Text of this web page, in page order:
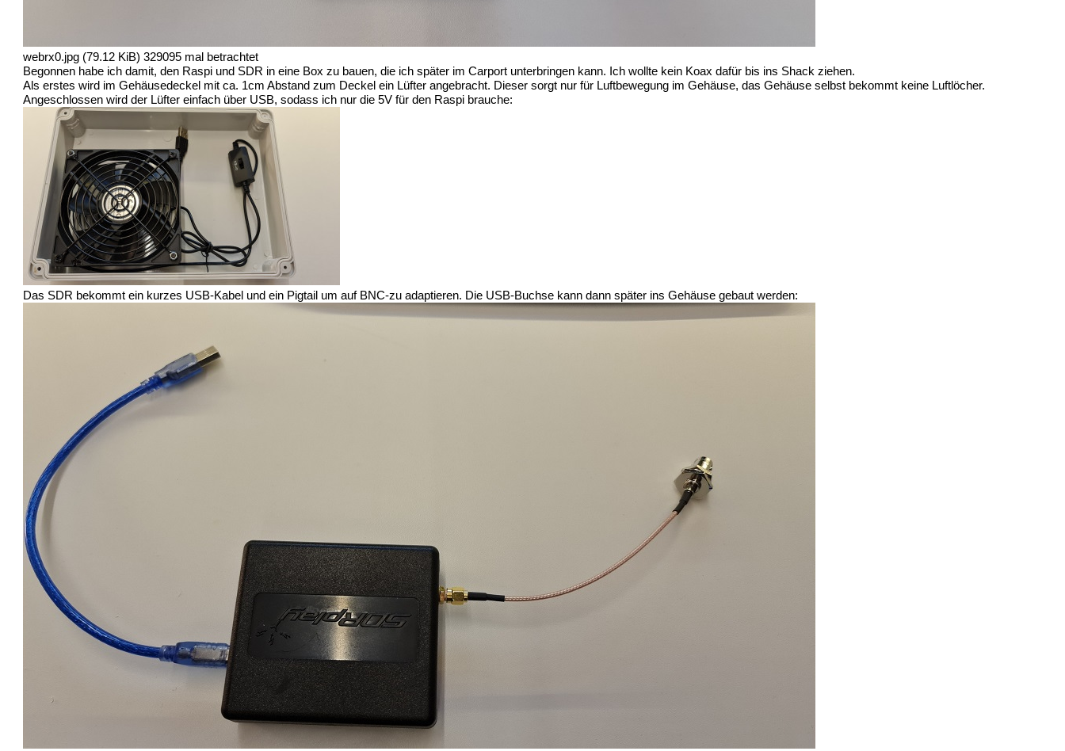
webrx0.jpg (79.12 KiB) 329095 mal betrachtet
Begonnen habe ich damit, den Raspi und SDR in eine Box zu bauen, die ich später im Carport unterbringen kann. Ich wollte kein Koax dafür bis ins Shack ziehen.
Als erstes wird im Gehäusedeckel mit ca. 1cm Abstand zum Deckel ein Lüfter angebracht. Dieser sorgt nur für Luftbewegung im Gehäuse, das Gehäuse selbst bekommt keine Luftlöcher.
Angeschlossen wird der Lüfter einfach über USB, sodass ich nur die 5V für den Raspi brauche:
Das SDR bekommt ein kurzes USB-Kabel und ein Pigtail um auf BNC-zu adaptieren. Die USB-Buchse kann dann später ins Gehäuse gebaut werden: